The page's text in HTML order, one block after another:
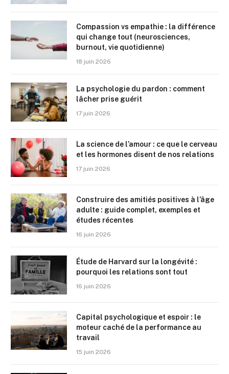
Compassion vs empathie : la différence
qui change tout (neurosciences,
burnout, vie quotidienne)
18 juin 2026
La psychologie du pardon : comment
lâcher prise guérit
17 juin 2026
La science de l’amour : ce que le cerveau
et les hormones disent de nos relations
17 juin 2026
Construire des amitiés positives à l’âge
adulte : guide complet, exemples et
études récentes
16 juin 2026
Étude de Harvard sur la longévité :
pourquoi les relations sont tout
16 juin 2026
Capital psychologique et espoir : le
moteur caché de la performance au
travail
15 juin 2026